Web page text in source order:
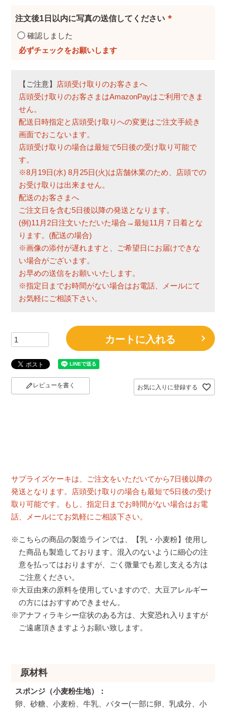
須
注文後1日以内に写真の送信してください
確認しました
【ご注意】 店頭受け取りのお客さまへ
店頭受け取りのお客さまはAmazonPayはご利用できま
せん。
配送日時指定と店頭受け取りへの変更はご注文手続き
画面でおこないます。
店頭受け取りの場合は最短で5日後の受け取り可能で
す。
※8月19日(水) 8月25日(火)は店舗休業のため、店頭での
お受け取りは出来ません。
配送のお客さまへ
ご注文日を含む5日後以降の発送となります。
(例)11月2日注文いただいた場合→最短11月７日着とな
ります。(配送の場合)
※画像の添付が遅れますと、ご希望日にお届けできな
い場合がございます。
お早めの送信をお願いいたします。
※指定日までお時間がない場合はお電話、メールにて
お気軽にご相談下さい。
お気に入りに登録する
カートに入れる
レビューを書く
サプライズケーキは、ご注文をいただいてから7日後以降の
発送となります。店頭受け取りの場合も最短で5日後の受け
取り可能です。もし、指定日までお時間がない場合はお電
話、メールにてお気軽にご相談下さい。
※こちらの商品の製造ラインでは、【乳・小麦粉】使用し
た商品も製造しております。混入のないように細心の注
意を払ってはおりますが、ごく微量でも差し支える方は
ご注意ください。
※大豆由来の原料を使用していますので、大豆アレルギー
の方にはおすすめできません。
※アナフィラキシー症状のある方は、大変恐れ入りますが
ご遠慮頂きますようお願い致します。
原材料
スポンジ（小麦粉生地）
卵、砂糖、小麦粉、牛乳、バター(一部に卵、乳成分、小